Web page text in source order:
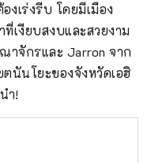
เร่งรีบ โดยมีเมือง
เงียบสงบและสวยงาม
าจักรและ Jarron จาก
นันโยะของจังหวัดเอฮิ
ำ!